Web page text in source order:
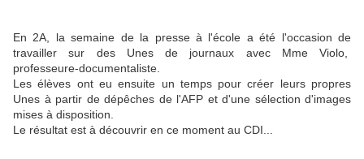
En 2A, la semaine de la presse à l'école a été l'occasion de
travailler sur des Unes de journaux avec Mme Violo,
professeure-documentaliste.
Les élèves ont eu ensuite un temps pour créer leurs propres
Unes à partir de dépêches de l'AFP et d'une sélection d'images
mises à disposition.
Le résultat est à découvrir en ce moment au CDI...